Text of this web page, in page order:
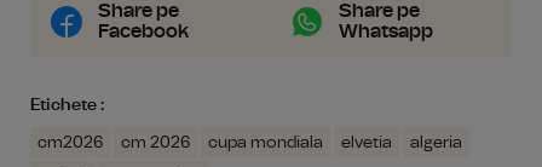
Share pe
Facebook
Share pe
Whatsapp
Etichete :
cm2026 cm 2026 cupa mondiala elvetia
algeria